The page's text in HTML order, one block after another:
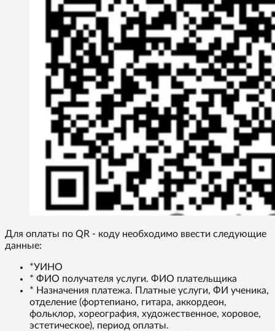
Для оплаты по QR - коду необходимо ввести следующие
данные:
*УИНО
* ФИО получателя услуги. ФИО плательщика
* Назначения платежа. Платные услуги, ФИ ученика,
отделение (фортепиано, гитара, аккордеон,
фольклор, хореография, художественное, хоровое,
эстетическое), период оплаты.